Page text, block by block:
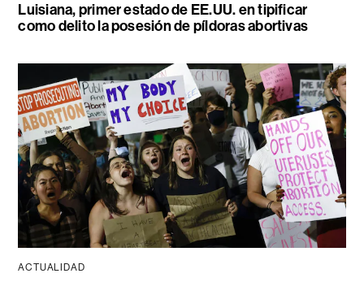
Luisiana, primer estado de EE.UU. en tipificar
como delito la posesión de píldoras abortivas
ACTUALIDAD